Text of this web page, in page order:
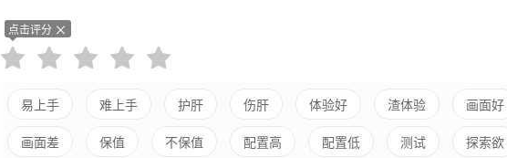
点击评分
易上手 难上手 护肝 伤肝 体验好 渣体验 画面好
画面差 保值 不保值 配置高 配置低 测试 探索欲